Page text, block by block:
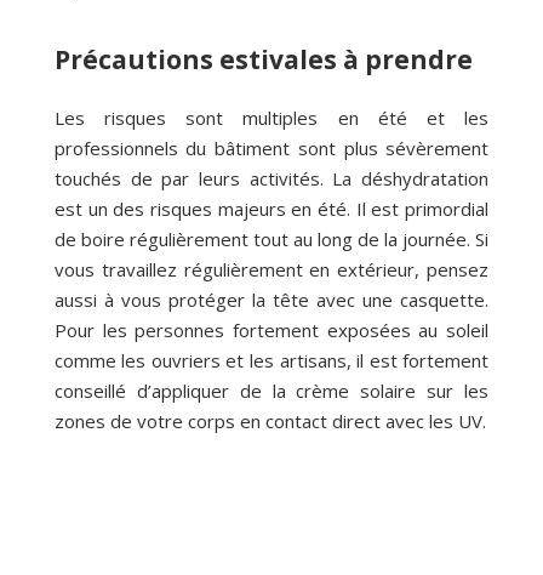
Précautions estivales à prendre
Les risques sont multiples en été et les
professionnels du bâtiment sont plus sévèrement
touchés de par leurs activités. La déshydratation
est un des risques majeurs en été. Il est primordial
de boire régulièrement tout au long de la journée. Si
vous travaillez régulièrement en extérieur, pensez
aussi à vous protéger la tête avec une casquette.
Pour les personnes fortement exposées au soleil
comme les ouvriers et les artisans, il est fortement
conseillé d’appliquer de la crème solaire sur les
zones de votre corps en contact direct avec les UV.